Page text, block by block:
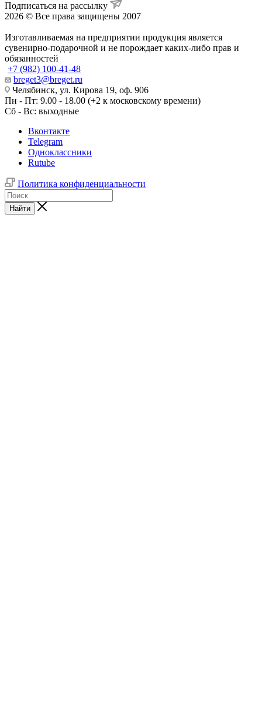
Подписаться на рассылку
2026 © Все права защищены 2007
Изготавливаемая на предприятии продукция является
сувенирно-подарочной и не порождает каких-либо прав и
обязанностей
+7 (982) 100-41-48
breget3@breget.ru
Челябинск, ул. Кирова 19, оф. 906
Пн - Пт: 9.00 - 18.00 (+2 к московскому времени)
Сб - Вс: выходные
Вконтакте
Telegram
Одноклассники
Rutube
Политика конфиденциальности
Найти